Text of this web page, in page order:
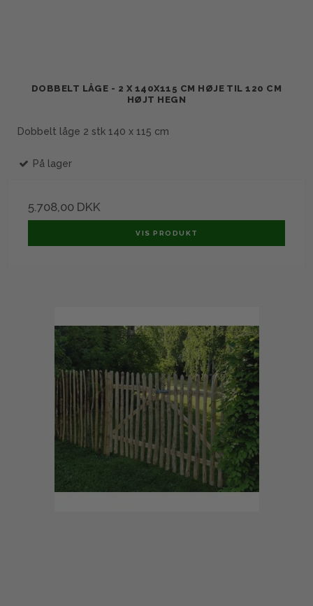
DOBBELT LÅGE - 2 X 140X115 CM HØJE TIL 120 CM
HØJT HEGN
Dobbelt låge 2 stk 140 x 115 cm
På lager
5.708,00 DKK
VIS PRODUKT